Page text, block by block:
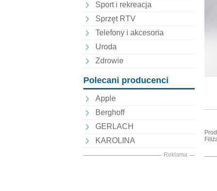
Sport i rekreacja
Sprzęt RTV
Telefony i akcesoria
Uroda
Zdrowie
Polecani producenci
Apple
Berghoff
GERLACH
KAROLINA
Reklama